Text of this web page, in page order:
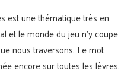
est une thématique très en
et le monde du jeu n’y coupe
nous traversons. Le mot
encore sur toutes les lèvres.